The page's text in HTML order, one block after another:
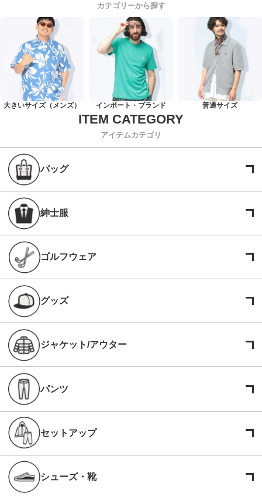
カテゴリーから探す
大きいサイズ（メンズ） インポート・ブランド 普通サイズ
アイテムカテゴリ
バッグ
紳士服
ゴルフウェア
グッズ
ジャケット/アウター
パンツ
セットアップ
シューズ・靴